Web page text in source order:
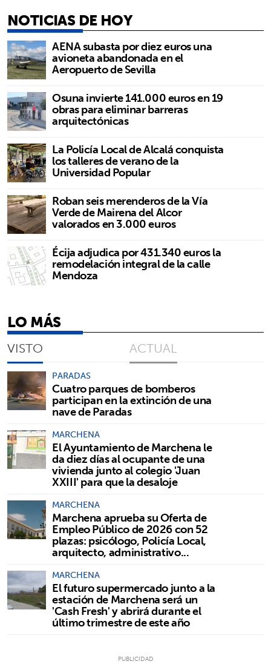
NOTICIAS DE HOY
AENA subasta por diez euros una
avioneta abandonada en el
Aeropuerto de Sevilla
Osuna invierte 141.000 euros en 19
obras para eliminar barreras
arquitectónicas
La Policía Local de Alcalá conquista
los talleres de verano de la
Universidad Popular
Roban seis merenderos de la Vía
Verde de Mairena del Alcor
valorados en 3.000 euros
Écija adjudica por 431.340 euros la
remodelación integral de la calle
Mendoza
LO MÁS
VISTO ACTUAL
PARADAS
Cuatro parques de bomberos
participan en la extinción de una
nave de Paradas
MARCHENA
El Ayuntamiento de Marchena le
da diez días al ocupante de una
vivienda junto al colegio 'Juan
XXIII' para que la desaloje
MARCHENA
Marchena aprueba su Oferta de
Empleo Público de 2026 con 52
plazas: psicólogo, Policía Local,
arquitecto, administrativo...
MARCHENA
El futuro supermercado junto a la
estación de Marchena será un
'Cash Fresh' y abrirá durante el
último trimestre de este año